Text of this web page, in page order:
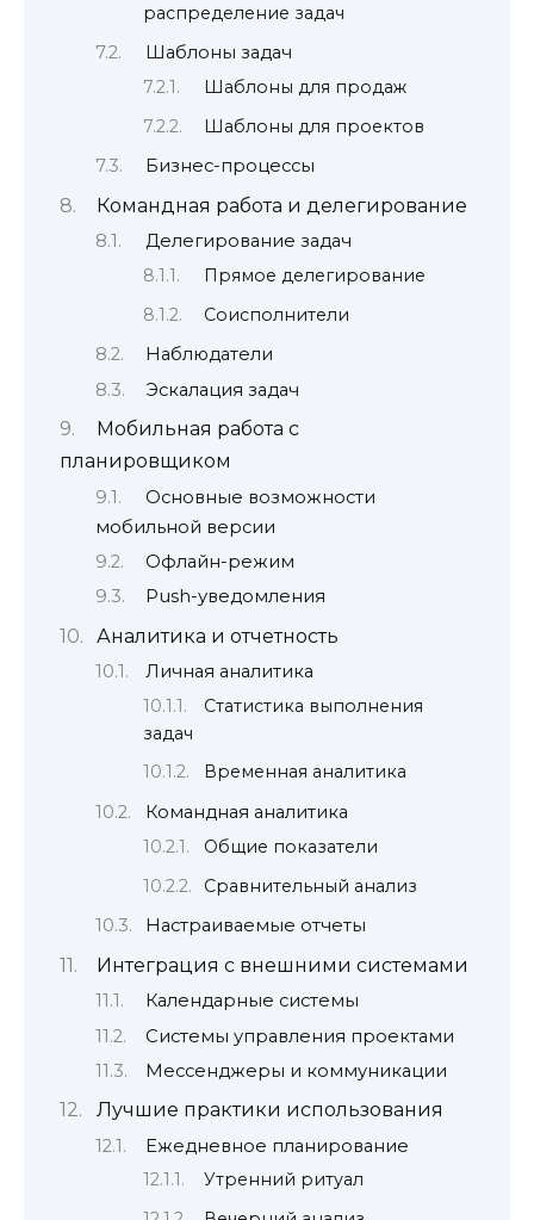
распределение задач
Шаблоны задач
Шаблоны для продаж
Шаблоны для проектов
Бизнес-процессы
Командная работа и делегирование
Делегирование задач
Прямое делегирование
Соисполнители
Наблюдатели
Эскалация задач
Мобильная работа с
планировщиком
Основные возможности
мобильной версии
Офлайн-режим
Push-уведомления
Аналитика и отчетность
Личная аналитика
Статистика выполнения
задач
Временная аналитика
Командная аналитика
Общие показатели
Сравнительный анализ
Настраиваемые отчеты
Интеграция с внешними системами
Календарные системы
Системы управления проектами
Мессенджеры и коммуникации
Лучшие практики использования
Ежедневное планирование
Утренний ритуал